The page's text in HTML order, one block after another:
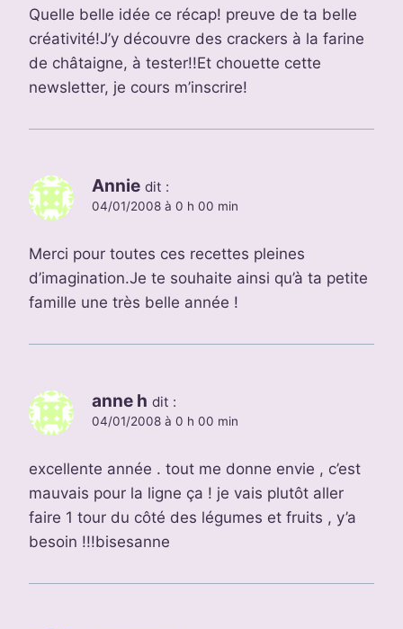
Quelle belle idée ce récap! preuve de ta belle
créativité!J’y découvre des crackers à la farine
de châtaigne, à tester!!Et chouette cette
newsletter, je cours m’inscrire!
Annie dit :
04/01/2008 à 0 h 00 min
Merci pour toutes ces recettes pleines
d’imagination.Je te souhaite ainsi qu’à ta petite
famille une très belle année !
anne h dit :
04/01/2008 à 0 h 00 min
excellente année . tout me donne envie , c’est
mauvais pour la ligne ça ! je vais plutôt aller
faire 1 tour du côté des légumes et fruits , y’a
besoin !!!bisesanne